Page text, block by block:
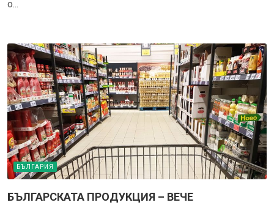
о...
БЪЛГАРИЯ
БЪЛГАРСКАТА ПРОДУКЦИЯ – ВЕЧЕ